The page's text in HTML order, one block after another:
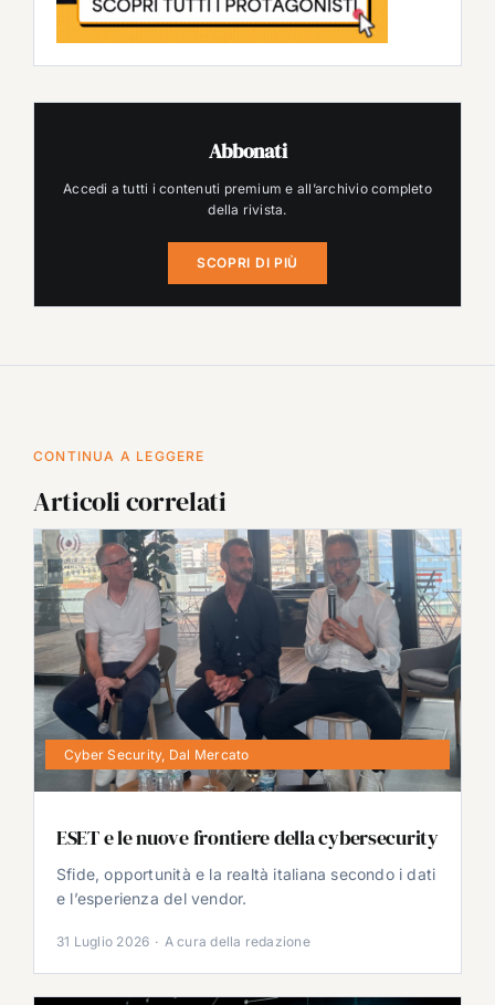
Abbonati
Accedi a tutti i contenuti premium e all’archivio completo
della rivista.
SCOPRI DI PIÙ
CONTINUA A LEGGERE
Articoli correlati
Cyber Security, Dal Mercato
ESET e le nuove frontiere della cybersecurity
Sfide, opportunità e la realtà italiana secondo i dati
e l’esperienza del vendor.
31 Luglio 2026 · A cura della redazione